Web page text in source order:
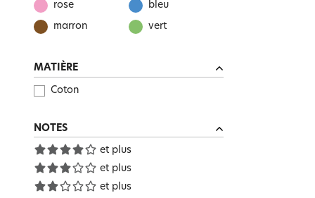
rose
bleu
marron
vert
MATIÈRE
Coton
NOTES
et plus
et plus
et plus